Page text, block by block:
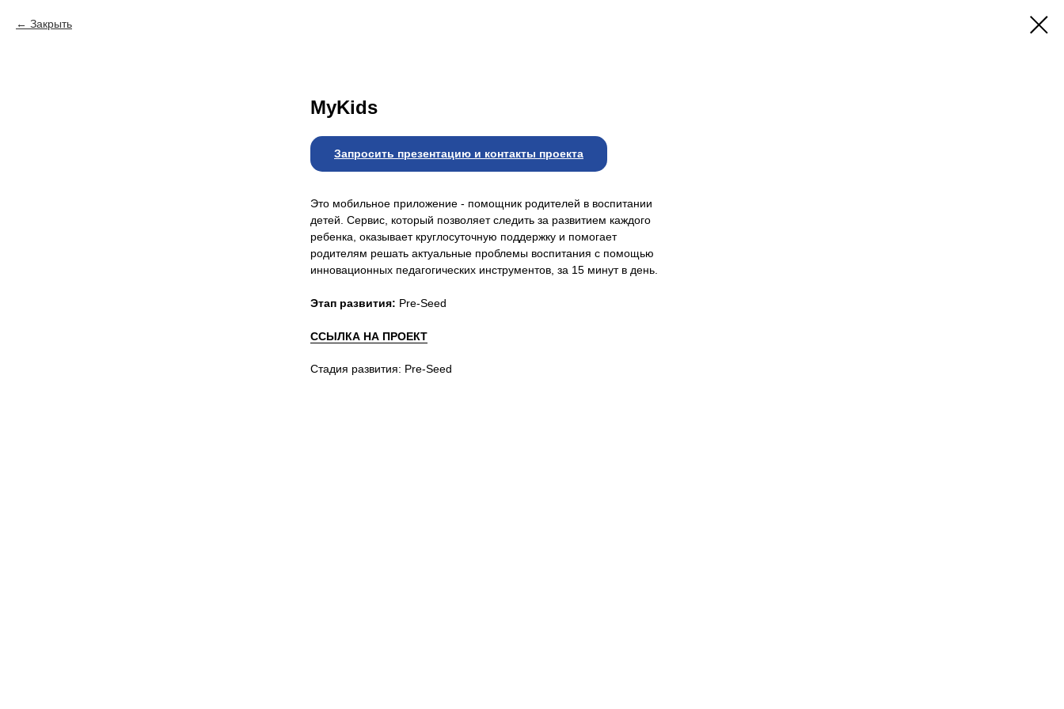
Закрыть
MyKids
Запросить презентацию и контакты проекта
Это мобильное приложение - помощник родителей в воспитании
детей. Сервис, который позволяет следить за развитием каждого
ребенка, оказывает круглосуточную поддержку и помогает
родителям решать актуальные проблемы воспитания с помощью
инновационных педагогических инструментов, за 15 минут в день.
Этап развития: Pre-Seed
ССЫЛКА НА ПРОЕКТ
Стадия развития: Pre-Seed